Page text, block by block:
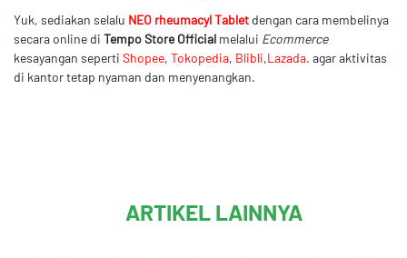
Yuk, sediakan selalu NEO rheumacyl Tablet dengan cara membelinya
secara online di Tempo Store Official melalui Ecommerce
kesayangan seperti Shopee, Tokopedia, Blibli,Lazada. agar aktivitas
di kantor tetap nyaman dan menyenangkan.
ARTIKEL LAINNYA